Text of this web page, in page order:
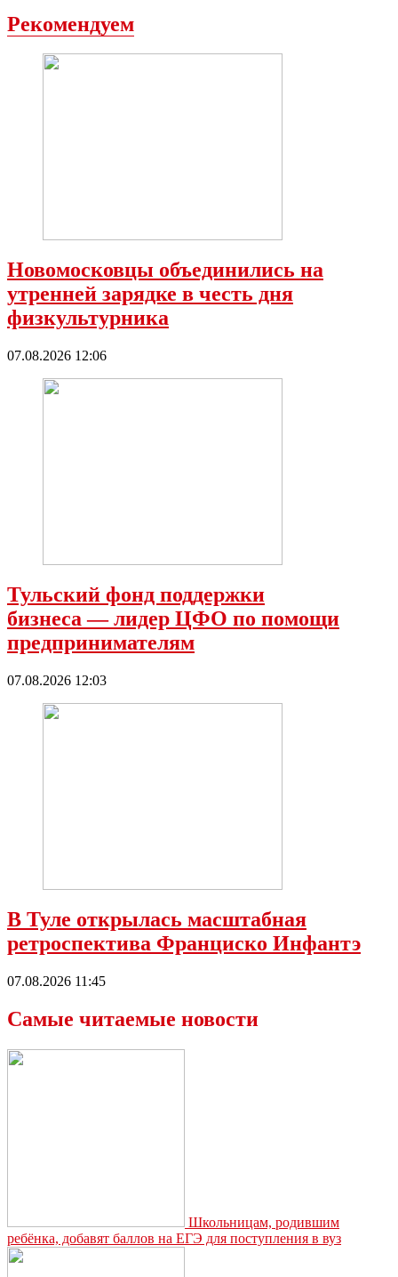
Рекомендуем
Новомосковцы объединились на
утренней зарядке в честь дня
физкультурника
07.08.2026 12:06
Тульский фонд поддержки
бизнеса — лидер ЦФО по помощи
предпринимателям
07.08.2026 12:03
В Туле открылась масштабная
ретроспектива Франциско Инфантэ
07.08.2026 11:45
Самые читаемые новости
Школьницам, родившим
ребёнка, добавят баллов на ЕГЭ для поступления в вуз